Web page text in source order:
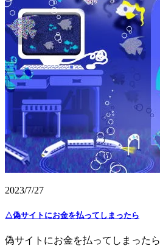
2023/7/27
△偽サイトにお金を払ってしまったら
偽サイトにお金を払ってしまったら